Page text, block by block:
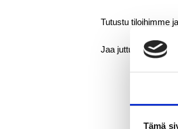
Tämä
Tutustu tiloihimme
Jaa juttu somessa: